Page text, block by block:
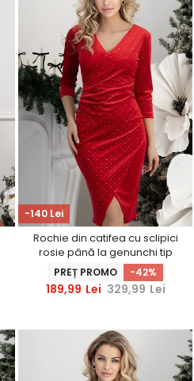
-140 Lei
Rochie din catifea cu sclipici
rosie până la genunchi tip
creion cu maneci trei-sferturi -
StarShinerS
PREȚ PROMO -42%
189,99 Lei 329,99 Lei